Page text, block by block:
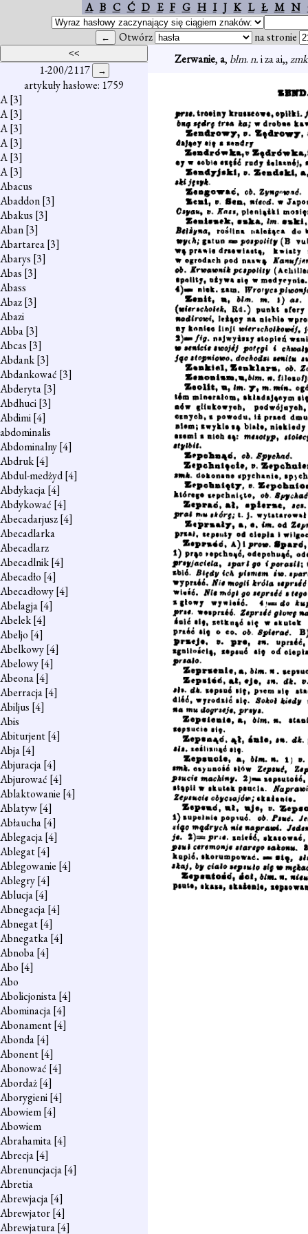
A B C Ć D E F G H I J K L Ł M N
Otwórz na stronie
1-200/2117
artykuły hasłowe: 1759
A[3]
A[3]
A[3]
A[3]
A[3]
A[3]
Abacus
Abaddon[3]
Abakus [3]
Aban[3]
Abartarea[3]
Abarys [3]
Abas [3]
Abass
Abaz[3]
Abazi
Abba[3]
Abcas [3]
Abdank[3]
Abdankować [3]
Abderyta[3]
Abdhuci[3]
Abdimi[4]
abdominalis
Abdominalny[4]
Abdruk[4]
Abdul-medżyd[4]
Abdykacja[4]
Abdykować [4]
Abecadarjusz[4]
Abecadlarka
Abecadlarz
Abecadlnik[4]
Abecadło [4]
Abecadłowy[4]
Abelagja[4]
Abelek[4]
Abeljo [4]
Abelkowy[4]
Abelowy[4]
Abeona[4]
Aberracja[4]
Abiljus [4]
Abis
Abiturjent[4]
Abja[4]
Abjuracja[4]
Abjurować [4]
Ablaktowanie [4]
Ablatyw[4]
Abłaucha[4]
Ablegacja[4]
Ablegat[4]
Ablegowanie [4]
Ablegry[4]
Ablucja[4]
Abnegacja[4]
Abnegat[4]
Abnegatka[4]
Abnoba[4]
Abo [4]
Abo
Abolicjonista[4]
Abominacja[4]
Abonament[4]
Abonda[4]
Abonent[4]
Abonować [4]
Abordaż[4]
Aborygieni[4]
Abowiem[4]
Abowiem
Abrahamita[4]
Abrecja[4]
Abrenuncjacja[4]
Abretia
Abrewjacja[4]
Abrewjator[4]
Abrewjatura[4]
Zerwanie,a, blm.n.i za ai,,